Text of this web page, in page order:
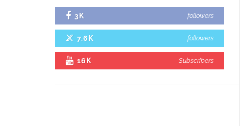
3K followers
7.6K followers
16K Subscribers